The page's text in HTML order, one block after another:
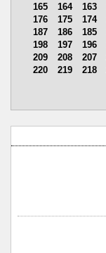
163
164
165
174
175
176
185
186
187
196
197
198
207
208
209
218
219
220